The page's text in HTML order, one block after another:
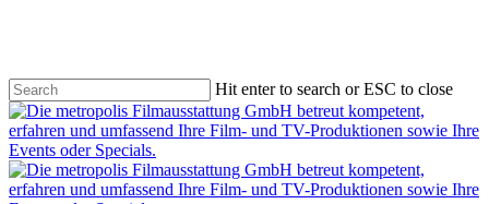
content
Hit enter to search or ESC to close
Close
Search